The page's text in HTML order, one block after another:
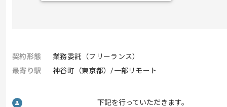
契約形態
業務委託（フリーランス）
最寄り駅
神谷町（東京都）/一部リモート
下記を行っていただきます。